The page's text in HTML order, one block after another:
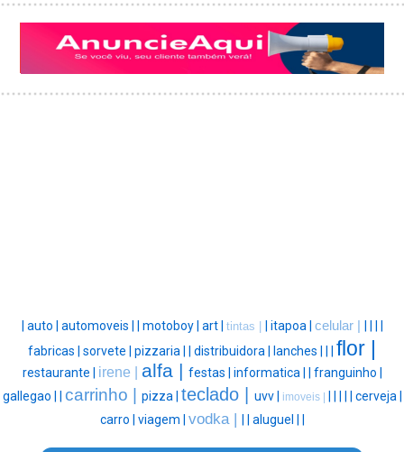
auto | automoveis | motoboy | art | tintas | itapoa | celular |
fabricas | sorvete | pizzaria | distribuidora | lanches | flor |
restaurante | irene | alfa | festas | informatica |
franguinho |
gallegao |
carrinho | pizza | teclado | uvv | imoveis |
cerveja |
carro | viagem | vodka | aluguel |